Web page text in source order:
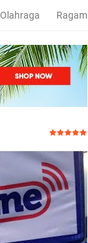
Olahraga Ragam